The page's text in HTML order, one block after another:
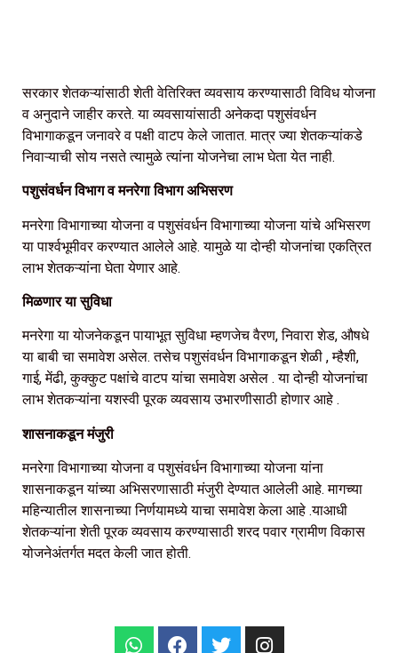
सरकार शेतकऱ्यांसाठी शेती वेतिरिक्त व्यवसाय करण्यासाठी विविध योजना
व अनुदाने जाहीर करते. या व्यवसायांसाठी अनेकदा पशुसंवर्धन
विभागाकडून जनावरे व पक्षी वाटप केले जातात. मात्र ज्या शेतकऱ्यांकडे
निवाऱ्याची सोय नसते त्यामुळे त्यांना योजनेचा लाभ घेता येत नाही.
पशुसंवर्धन विभाग व मनरेगा विभाग अभिसरण
मनरेगा विभागाच्या योजना व पशुसंवर्धन विभागाच्या योजना यांचे अभिसरण
या पार्श्वभूमीवर करण्यात आलेले आहे. यामुळे या दोन्ही योजनांचा एकत्रित
लाभ शेतकऱ्यांना घेता येणार आहे.
मिळणार या सुविधा
मनरेगा या योजनेकडून पायाभूत सुविधा म्हणजेच वैरण, निवारा शेड, औषधे
या बाबी चा समावेश असेल. तसेच पशुसंवर्धन विभागाकडून शेळी , म्हैशी,
गाई, मेंढी, कुक्कुट पक्षांचे वाटप यांचा समावेश असेल . या दोन्ही योजनांचा
लाभ शेतकऱ्यांना यशस्वी पूरक व्यवसाय उभारणीसाठी होणार आहे .
शासनाकडून मंजुरी
मनरेगा विभागाच्या योजना व पशुसंवर्धन विभागाच्या योजना यांना
शासनाकडून यांच्या अभिसरणासाठी मंजुरी देण्यात आलेली आहे. मागच्या
महिन्यातील शासनाच्या निर्णयामध्ये याचा समावेश केला आहे .याआधी
शेतकऱ्यांना शेती पूरक व्यवसाय करण्यासाठी शरद पवार ग्रामीण विकास
योजनेअंतर्गत मदत केली जात होती.